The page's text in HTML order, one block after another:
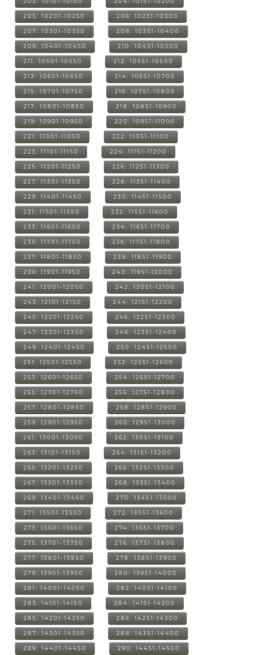
205: 10201-10250 206: 10251-10300
207: 10301-10350 208: 10351-10400
209: 10401-10450 210: 10451-10500
211: 10501-10550 212: 10551-10600
213: 10601-10650 214: 10651-10700
215: 10701-10750 216: 10751-10800
217: 10801-10850 218: 10851-10900
219: 10901-10950 220: 10951-11000
221: 11001-11050 222: 11051-11100
223: 11101-11150 224: 11151-11200
225: 11201-11250 226: 11251-11300
227: 11301-11350 228: 11351-11400
229: 11401-11450 230: 11451-11500
231: 11501-11550 232: 11551-11600
233: 11601-11650 234: 11651-11700
235: 11701-11750 236: 11751-11800
237: 11801-11850 238: 11851-11900
239: 11901-11950 240: 11951-12000
241: 12001-12050 242: 12051-12100
243: 12101-12150 244: 12151-12200
245: 12201-12250 246: 12251-12300
247: 12301-12350 248: 12351-12400
249: 12401-12450 250: 12451-12500
251: 12501-12550 252: 12551-12600
253: 12601-12650 254: 12651-12700
255: 12701-12750 256: 12751-12800
257: 12801-12850 258: 12851-12900
259: 12901-12950 260: 12951-13000
261: 13001-13050 262: 13051-13100
263: 13101-13150 264: 13151-13200
265: 13201-13250 266: 13251-13300
267: 13301-13350 268: 13351-13400
269: 13401-13450 270: 13451-13500
271: 13501-13550 272: 13551-13600
273: 13601-13650 274: 13651-13700
275: 13701-13750 276: 13751-13800
277: 13801-13850 278: 13851-13900
279: 13901-13950 280: 13951-14000
281: 14001-14050 282: 14051-14100
283: 14101-14150 284: 14151-14200
285: 14201-14250 286: 14251-14300
287: 14301-14350 288: 14351-14400
289: 14401-14450 290: 14451-14500